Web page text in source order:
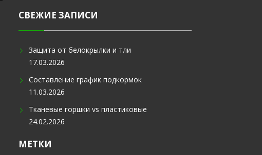
СВЕЖИЕ ЗАПИСИ
Защита от белокрылки и тли
17.03.2026
Составление график подкормок
11.03.2026
Тканевые горшки vs пластиковые
24.02.2026
МЕТКИ